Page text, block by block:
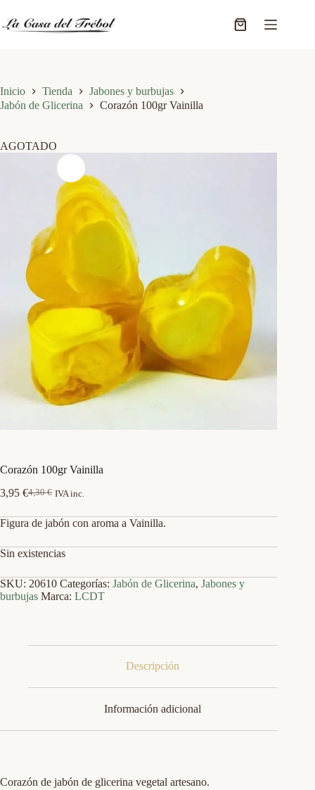
contenido
Carro
Inicio Tienda
Jabones y burbujas
Jabón de Glicerina
Corazón 100gr Vainilla
AGOTADO
Corazón 100gr Vainilla
4,30€
El
original
4,30 €.
3,95 €El
actual
3,95 €.
IVA inc.
Figura de jabón con aroma a Vainilla.
Sin existencias
SKU: 20610 Categorías: Jabón de Glicerina, Jabones y
burbujas Marca: LCDT
Descripción
Información adicional
Corazón de jabón de glicerina vegetal artesano.